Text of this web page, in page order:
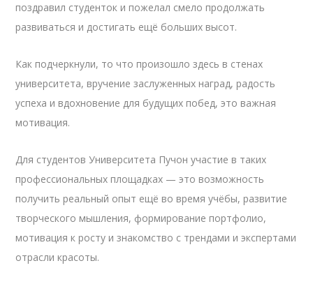
поздравил студенток и пожелал смело продолжать
развиваться и достигать ещё больших высот.
Как подчеркнули, то что произошло здесь в стенах
университета, вручение заслуженных наград, радость
успеха и вдохновение для будущих побед, это важная
мотивация.
Для студентов Университета Пучон участие в таких
профессиональных площадках — это возможность
получить реальный опыт ещё во время учёбы, развитие
творческого мышления, формирование портфолио,
мотивация к росту и знакомство с трендами и экспертами
отрасли красоты.